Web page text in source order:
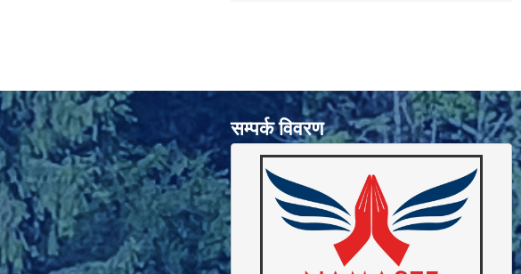
सम्पर्क विवरण